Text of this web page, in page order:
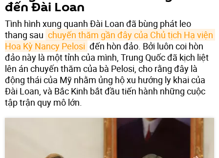
đến Đài Loan
Tình hình xung quanh Đài Loan đã bùng phát leo
thang sau chuyến thăm gần đây của Chủ tịch Hạ viện
Hoa Kỳ Nancy Pelosi đến hòn đảo. Bởi luôn coi hòn
đảo này là một tỉnh của mình, Trung Quốc đã kịch liệt
lên án chuyến thăm của bà Pelosi, cho rằng đây là
động thái của Mỹ nhằm ủng hộ xu hướng ly khai của
Đài Loan, và Bắc Kinh bắt đầu tiến hành những cuộc
tập trận quy mô lớn.